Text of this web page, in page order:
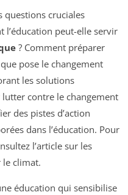
questions cruciales
peut-elle servir
? Comment préparer
pose le changement
les solutions
contre le changement
des pistes d’action
dans l’éducation. Pour
l’article sur les
climat.
éducation qui sensibilise